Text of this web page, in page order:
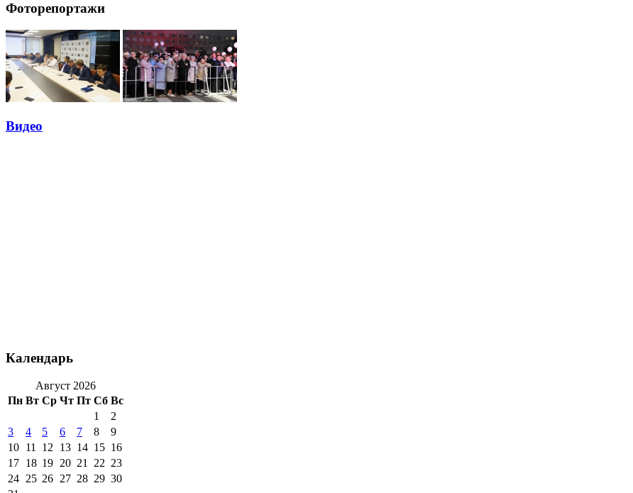
Фоторепортажи
Видео
Календарь
Август 2026
Пн Вт Ср Чт Пт Сб Вс
1
2
3
4 5 6 7 8
9
10 11 12 13 14 15 16
17 18 19 20 21 22 23
24 25 26 27 28 29 30